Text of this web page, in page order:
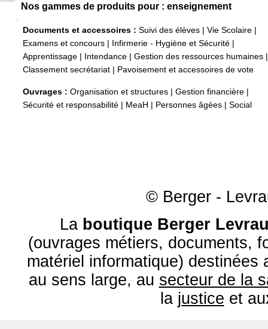
Nos gammes de produits pour : enseignement
Documents et accessoires : Suivi des élèves Vie Scolaire
Examens et concours
Infirmerie - Hygiène et Sécurité
Apprentissage
Intendance Gestion des ressources humaines
Classement secrétariat
Pavoisement et accessoires de vote
Ouvrages : Organisation et structures Gestion financière
Sécurité et responsabilité
MeaH Personnes âgées Social
© Berger -
La boutique Berger
(ouvrages métiers, documents,
matériel informatique) destinées
au sens large, au secteur de la
la justice et